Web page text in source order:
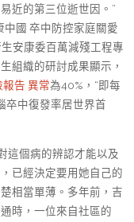
近的第三位逝世因。”
國 卒中防控家庭關愛
安康委百萬減殘工程專
組織的研討成果顯示，
告 異常為40%，“即每
卒中復發率居世界首
這個病的辨認才能以及
已經決定要用她自己的
相當單薄。多年前，吉
時，一位來自社區的